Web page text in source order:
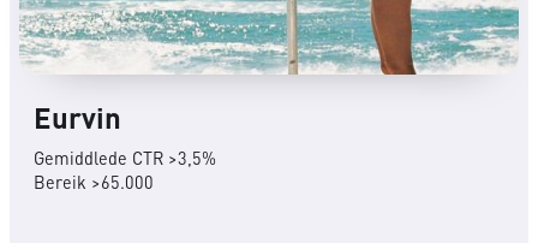
Eurvin
Gemiddlede CTR >3,5%
Bereik >65.000